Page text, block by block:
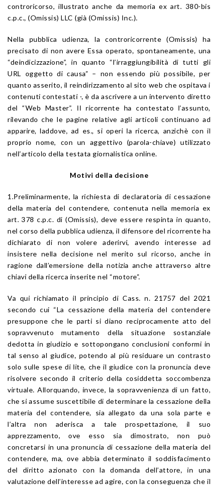
controricorso, illustrato anche da memoria ex art. 380-bis
c.p.c., (Omissis) LLC (già (Omissis) Inc.).
Nella pubblica udienza, la controricorrente (Omissis) ha
precisato di non avere Essa operato, spontaneamente, una
“deindicizzazione”, in quanto “l’irraggiungibilità di tutti gli
URL oggetto di causa” – non essendo più possibile, per
quanto asserito, il reindirizzamento al sito web che ospitava i
contenuti contestati -, è da ascrivere a un intervento diretto
del “Web Master”. Il ricorrente ha contestato l’assunto,
rilevando che le pagine relative agli articoli continuano ad
apparire, laddove, ad es., si operi la ricerca, anzichè con il
proprio nome, con un aggettivo (parola-chiave) utilizzato
nell’articolo della testata giornalistica online.
Motivi della decisione
1.Preliminarmente, la richiesta di declaratoria di cessazione
della materia del contendere, contenuta nella memoria ex
art. 378 c.p.c. di (Omissis), deve essere respinta in quanto,
nel corso della pubblica udienza, il difensore del ricorrente ha
dichiarato di non volere aderirvi, avendo interesse ad
insistere nella decisione nel merito sul ricorso, anche in
ragione dall’emersione della notizia anche attraverso altre
chiavi della ricerca inserite nel “motore”.
Va qui richiamato il principio di Cass. n. 21757 del 2021
secondo cui “La cessazione della materia del contendere
presuppone che le parti si diano reciprocamente atto del
sopravvenuto mutamento della situazione sostanziale
dedotta in giudizio e sottopongano conclusioni conformi in
tal senso al giudice, potendo al più residuare un contrasto
solo sulle spese di lite, che il giudice con la pronuncia deve
risolvere secondo il criterio della cosiddetta soccombenza
virtuale. Allorquando, invece, la sopravvenienza di un fatto,
che si assume suscettibile di determinare la cessazione della
materia del contendere, sia allegato da una sola parte e
l’altra non aderisca a tale prospettazione, il suo
apprezzamento, ove esso sia dimostrato, non può
concretarsi in una pronuncia di cessazione della materia del
contendere, ma, ove abbia determinato il soddisfacimento
del diritto azionato con la domanda dell’attore, in una
valutazione dell’interesse ad agire, con la conseguenza che il